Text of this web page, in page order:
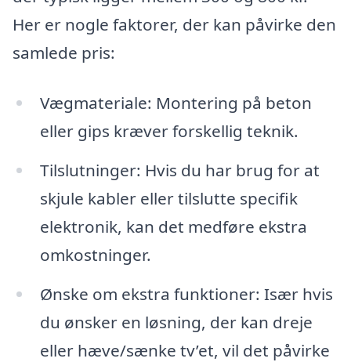
Her er nogle faktorer, der kan påvirke den
samlede pris:
Vægmateriale: Montering på beton
eller gips kræver forskellig teknik.
Tilslutninger: Hvis du har brug for at
skjule kabler eller tilslutte specifik
elektronik, kan det medføre ekstra
omkostninger.
Ønske om ekstra funktioner: Især hvis
du ønsker en løsning, der kan dreje
eller hæve/sænke tv’et, vil det påvirke